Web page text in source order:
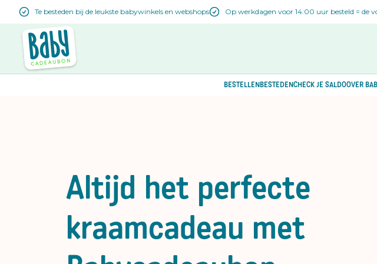
Te besteden bij de leukste babywinkels en webshops Op werkdagen voor 14:00 uur besteld = de
BESTELLENBESTEDENCHECK JE SALDOOVER
Altijd het perfecte
kraamcadeau met